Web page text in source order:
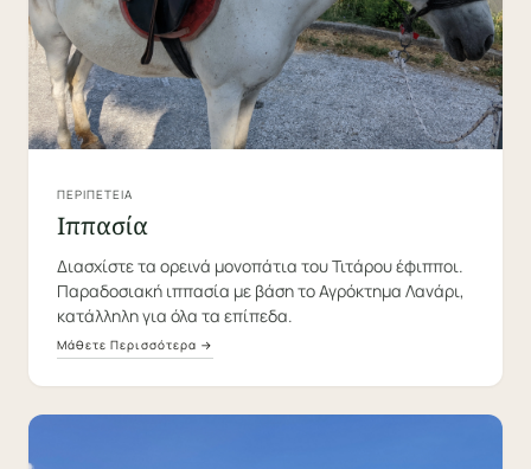
ΠΕΡΙΠΈΤΕΙΑ
Ιππασία
Διασχίστε τα ορεινά μονοπάτια του Τιτάρου έφιπποι.
Παραδοσιακή ιππασία με βάση το Αγρόκτημα Λανάρι,
κατάλληλη για όλα τα επίπεδα.
Μάθετε Περισσότερα →